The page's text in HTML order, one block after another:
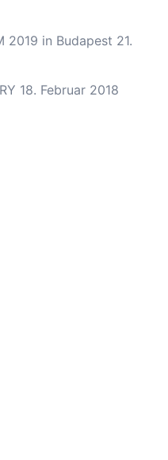
2019 in Budapest 21.
18. Februar 2018